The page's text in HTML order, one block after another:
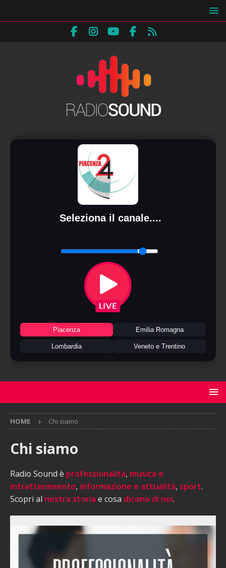
Seleziona il canale....
Piacenza Emilia Romagna
Lombardia Veneto e Trentino
HOME Chi siamo
Chi siamo
Radio Sound è professionalità, musica e
intrattenimento, informazione e attualità, sport.
Scopri al nostra storia e cosa dicono di noi.